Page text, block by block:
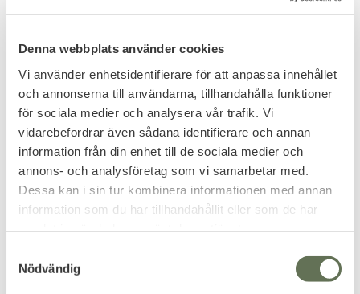
Denna webbplats använder cookies
Vi använder enhetsidentifierare för att anpassa innehållet
och annonserna till användarna, tillhandahålla funktioner
för sociala medier och analysera vår trafik. Vi
vidarebefordrar även sådana identifierare och annan
information från din enhet till de sociala medier och
annons- och analysföretag som vi samarbetar med.
Dessa kan i sin tur kombinera informationen med annan
information som du har tillhandahållit eller som de har
Nödvändig
Lägg till i favoriter
Hjälmskydd Justerbar
Fickor
189KR
Lägg till i favoriter
Mil-tec US Tactical
Balaclava
Värmer hela huvudet ned över